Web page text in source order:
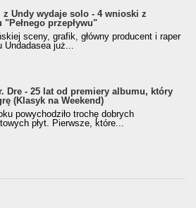
z Undy wydaje solo - 4 wnioski z
"Pełnego przepływu"
sceny, grafik, główny producent i raper
Undadasea już...
Dre - 25 lat od premiery albumu, który
(Klasyk na Weekend)
powychodziło trochę dobrych
płyt. Pierwsze, które...